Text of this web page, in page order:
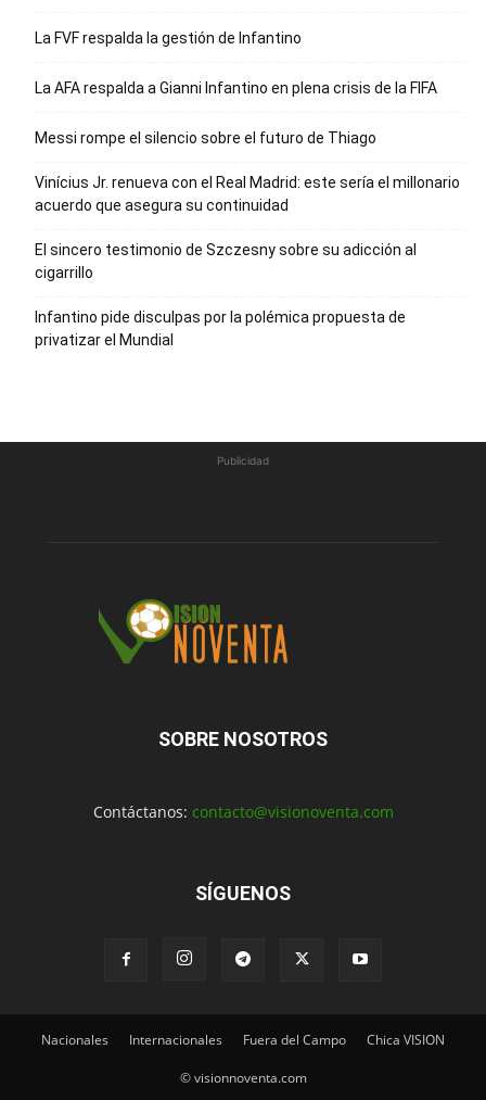
La FVF respalda la gestión de Infantino
La AFA respalda a Gianni Infantino en plena crisis de la FIFA
Messi rompe el silencio sobre el futuro de Thiago
Vinícius Jr. renueva con el Real Madrid: este sería el millonario
acuerdo que asegura su continuidad
El sincero testimonio de Szczesny sobre su adicción al
cigarrillo
Infantino pide disculpas por la polémica propuesta de
privatizar el Mundial
Publicidad
SOBRE NOSOTROS
Contáctanos: contacto@visionoventa.com
SÍGUENOS
Nacionales Internacionales Fuera del Campo Chica VISION
© visionnoventa.com